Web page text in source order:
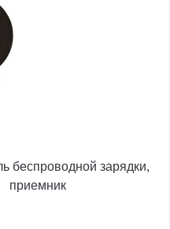
беспроводной зарядки,
приемник